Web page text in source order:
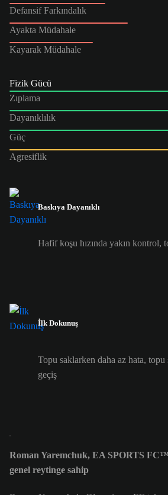
Defansif Farkındalık
Ayakta Müdahale
Kayarak Müdahale
Fizik Gücü
Zıplama
Dayanıklılık
Güç
Agresiflik
Baskıya Dayanıklı
Hafif koşu hızında yakın kontrol,
İlk Dokunuş
Topu saklarken daha az hata, topu
geçiş
Roman Yaremchuk, EA SPORTS
genel reytinge sahip